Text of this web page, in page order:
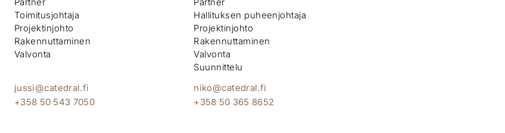
Toimitusjohtaja
Projektinjohto
Rakennuttaminen
Valvonta
jussi@catedral.fi
+358 50 543 7050
Hallituksen puheenjohtaja
Projektinjohto
Rakennuttaminen
Valvonta
Suunnittelu
niko@catedral.fi
+358 50 365 8652